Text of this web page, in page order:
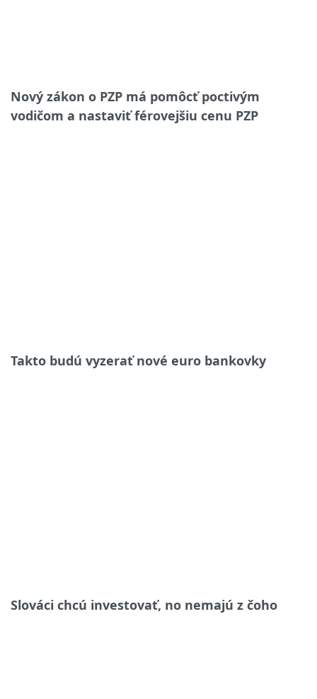
Nový zákon o PZP má pomôcť poctivým
vodičom a nastaviť férovejšiu cenu PZP
Takto budú vyzerať nové euro bankovky
Slováci chcú investovať, no nemajú z čoho